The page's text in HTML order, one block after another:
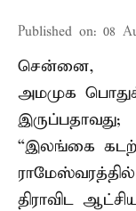
Published on: 08
சென்னை,
அமமுக
இருப்பதாவது;
“இலங்கை
திராவிட